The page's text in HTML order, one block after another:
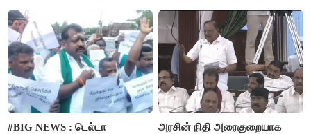
#BIG NEWS : டெல்டா
அரசின் நிதி அரைகுறையாக